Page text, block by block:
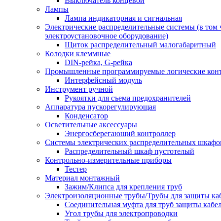
Лампы
Лампа индикаторная и сигнальная
Электрические распределительные системы (в том
электроустановочное оборудование)
Щиток распределительный малогабаритный
Колодки клеммные
DIN-рейка, G-рейка
Промышленные программируемые логические
Интерфейсный модуль
Инструмент ручной
Рукоятки для съема предохранителей
Аппаратура пускорегулирующая
Конденсатор
Осветительные аксессуары
Энергосберегающий контроллер
Системы электрических распределительных
Распределительный шкаф пустотелый
Контрольно-измерительные приборы
Тестер
Материал монтажный
Зажим/Клипса для крепления труб
Электроизоляционные трубы/Трубы для защиты
Соединительная муфта для труб защиты
Угол трубы для электропроводки